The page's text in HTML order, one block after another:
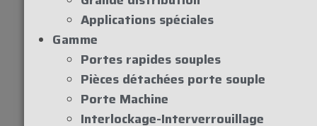
Applications spéciales
Gamme
Portes rapides souples
Pièces détachées porte souple
Porte Machine
Interlockage-Interverrouillage